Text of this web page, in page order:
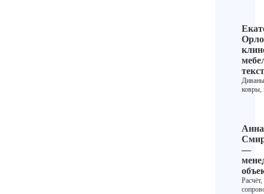
Анна
—
Расчёт,